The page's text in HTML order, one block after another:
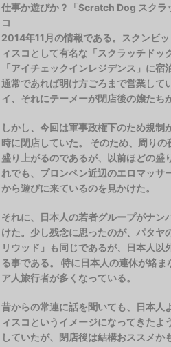
仕事か遊びか？「Scratch Dog スクラ
コ
2014年11月の情報である。スクンビ
ィスコとして有名な「スクラッチドッ
「アイチェックインレジデンス」に宿
通常であれば明け方ごろまで営業して
イ、それにテーメーが閉店後の嬢たち
しかし、今回は軍事政権下のため規制
時に閉店していた。 そのため、周り
盛り上がるのであるが、以前ほどの盛
れでも、プロンペン近辺のエロマッサ
から遊びに来ているのを見かけた。
それに、日本人の若者グループがナン
けた。少し残念に思ったのが、パタヤ
リウッド」も同じであるが、日本人以
る事である。 特に日本人の連休が絡
ア人旅行者が多くなっている。
昔からの常連に話を聞いても、日本人
ィスコというイメージになってきたよ
していたが、閉店後は結構おススメか